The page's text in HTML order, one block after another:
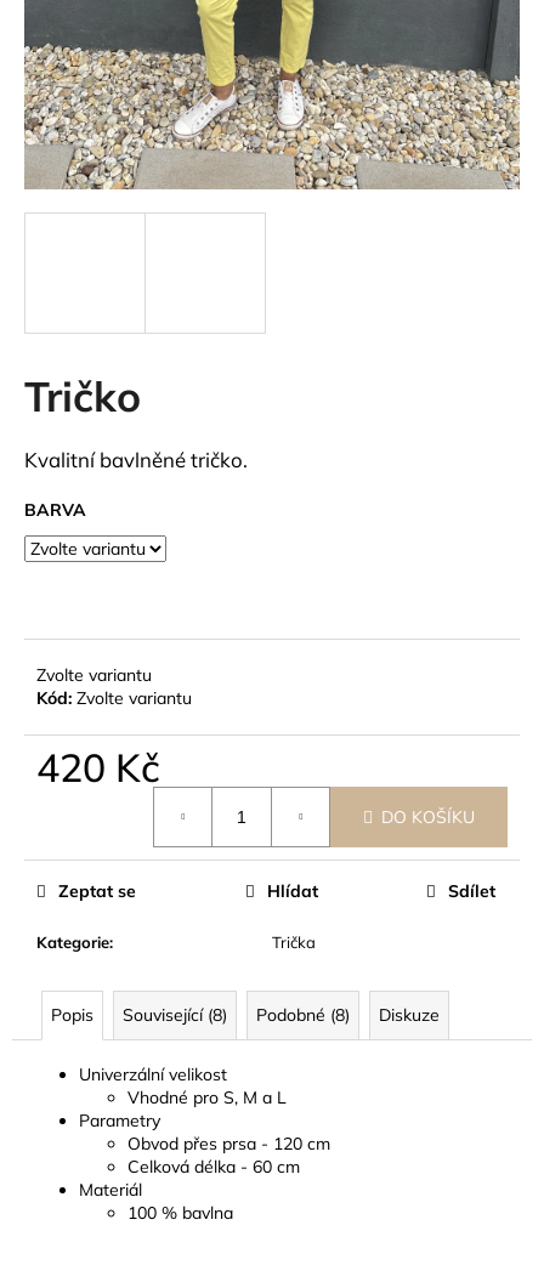
Tričko
Kvalitní bavlněné tričko.
BARVA
Zvolte variantu
Kód: Zvolte variantu
420 Kč
DO KOŠÍKU
Kategorie: Trička
Zeptat se Hlídat Sdílet
Popis Související (8) Podobné (8) Diskuze
Univerzální velikost
Vhodné pro S, M a L
Parametry
Obvod přes prsa - 120 cm
Celková délka - 60 cm
Materiál
100 % bavlna
a
j
í
t
?
D
o
o
u
č
e